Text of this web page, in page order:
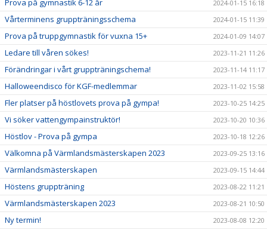
Prova på gymnastik 6-12 år 2024-01-15 16:18
Vårterminens gruppträningsschema 2024-01-15 11:39
Prova på truppgymnastik för vuxna 15+ 2024-01-09 14:07
Ledare till våren sökes! 2023-11-21 11:26
Förändringar i vårt gruppträningschema! 2023-11-14 11:17
Halloweendisco för KGF-medlemmar 2023-11-02 15:58
Fler platser på höstlovets prova på gympa! 2023-10-25 14:25
Vi söker vattengympainstruktör! 2023-10-20 10:36
Höstlov - Prova på gympa 2023-10-18 12:26
Välkomna på Värmlandsmästerskapen 2023 2023-09-25 13:16
Värmlandsmästerskapen 2023-09-15 14:44
Höstens gruppträning 2023-08-22 11:21
Värmlandsmästerskapen 2023 2023-08-21 10:50
Ny termin! 2023-08-08 12:20